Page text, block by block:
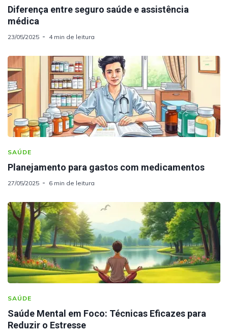
Diferença entre seguro saúde e assistência
médica
23/05/2025 4 min de leitura
SAÚDE
Planejamento para gastos com medicamentos
27/05/2025 6 min de leitura
SAÚDE
Saúde Mental em Foco: Técnicas Eficazes para
Reduzir o Estresse